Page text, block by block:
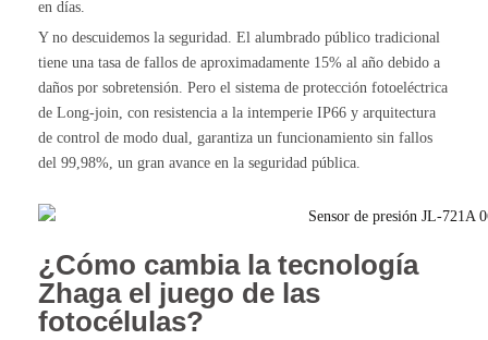
en días.
Y no descuidemos la seguridad. El alumbrado público tradicional
tiene una tasa de fallos de aproximadamente 15% al año debido a
daños por sobretensión. Pero el sistema de protección fotoeléctrica
de Long-join, con resistencia a la intemperie IP66 y arquitectura
de control de modo dual, garantiza un funcionamiento sin fallos
del 99,98%, un gran avance en la seguridad pública.
¿Cómo cambia la tecnología
Zhaga el juego de las
fotocélulas?